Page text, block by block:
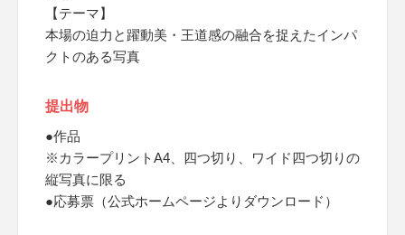
【テーマ】
本場の迫力と躍動美・王道感の融合を捉えたインパ
クトのある写真
提出物
●作品
※カラープリントA4、四つ切り、ワイド四つ切りの
縦写真に限る
●応募票（公式ホームページよりダウンロード）